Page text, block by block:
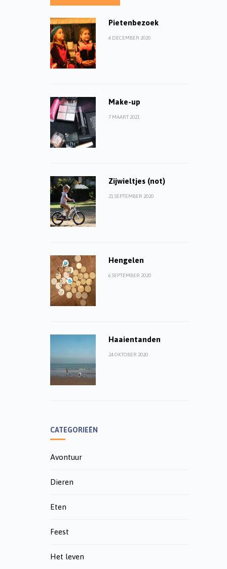
Pietenbezoek
4 DECEMBER 2020
Make-up
7 MAART 2021
Zijwieltjes (not)
21 SEPTEMBER 2020
Hengelen
6 SEPTEMBER 2020
Haaientanden
24 OKTOBER 2020
CATEGORIEËN
Avontuur
Dieren
Eten
Feest
Het leven